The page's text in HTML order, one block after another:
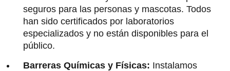
seguros para las personas y mascotas. Todos
han sido certificados por laboratorios
especializados y no están disponibles para el
público.
Barreras Químicas y Físicas: Instalamos